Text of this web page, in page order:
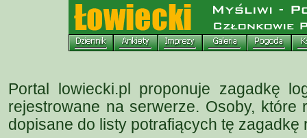
Portal lowiecki.pl proponuje zagadkę
rejestrowane na serwerze. Osoby, które
dopisane do listy potrafiących tę zagadkę